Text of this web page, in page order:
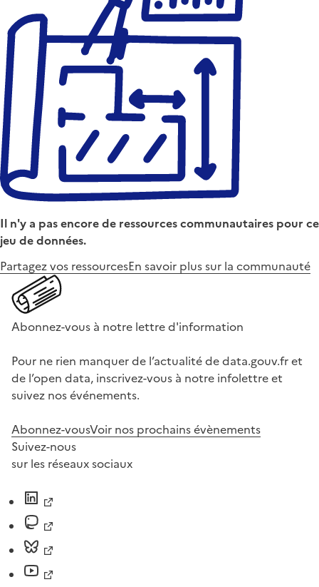
Il n'y a pas encore de ressources communautaires pour ce
jeu de données.
Partagez vos ressourcesEn savoir plus sur la communauté
Abonnez-vous à notre lettre d'information
Pour ne rien manquer de l’actualité de data.gouv.fr et
de l’open data, inscrivez-vous à notre infolettre et
suivez nos événements.
Abonnez-vousVoir nos prochains évènements
Suivez-nous
sur les réseaux sociaux